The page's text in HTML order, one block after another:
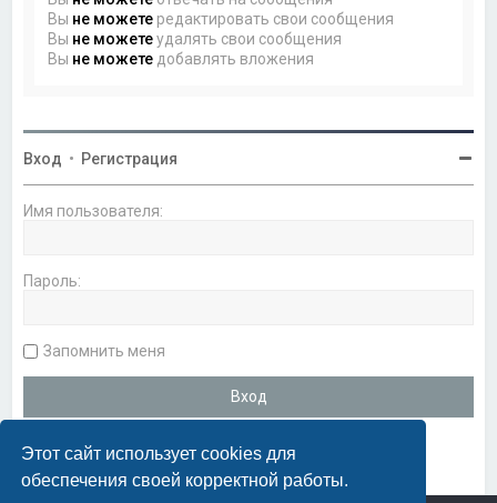
Этот сайт использует cookies для
обеспечения своей корректной работы.
Вы не можете редактировать свои сообщения
Вы не можетеудалять свои сообщения
Вы не можете добавлять вложения
Вход • Регистрация
Имя пользователя:
Пароль:
Запомнить меня